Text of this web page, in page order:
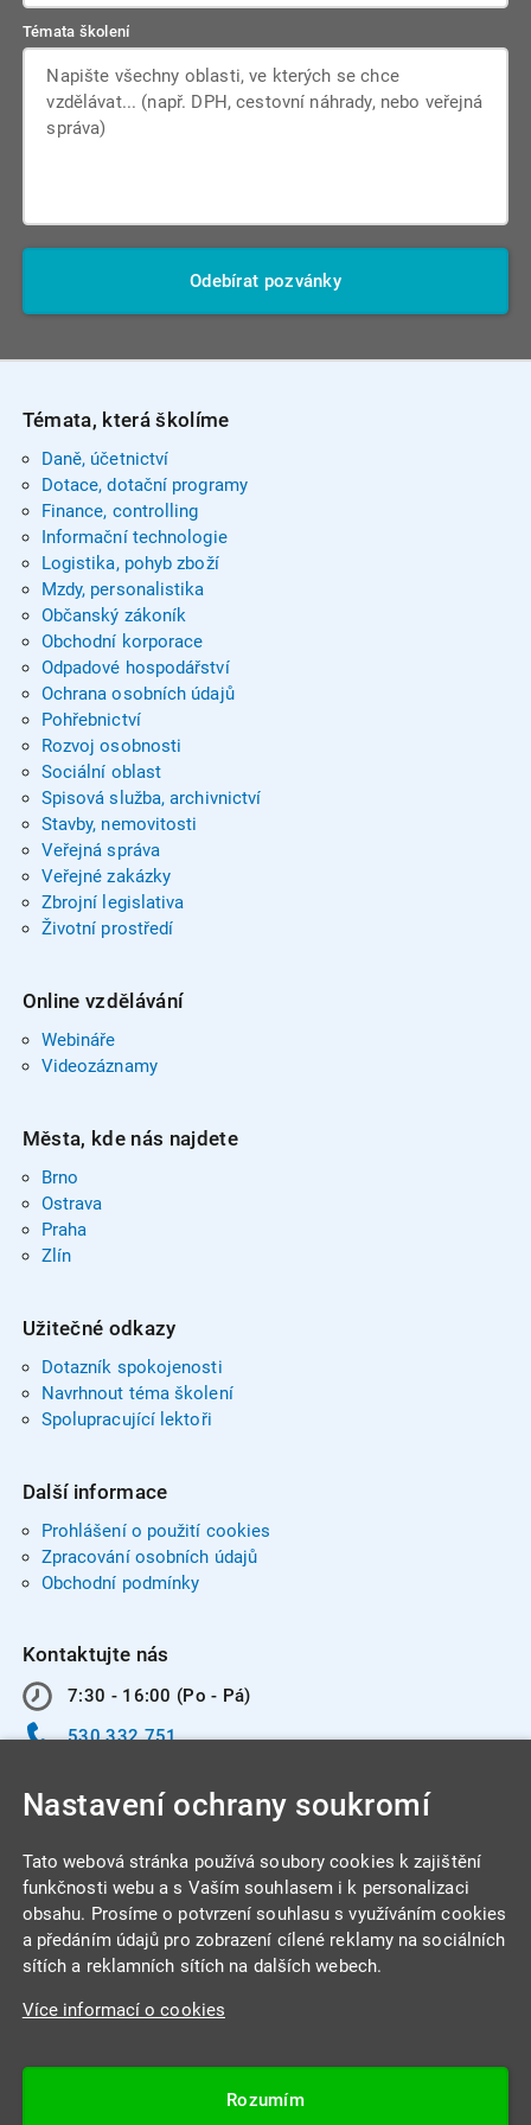
Témata školení
Odebírat pozvánky
Témata, která školíme
Daně, účetnictví
Dotace, dotační programy
Finance, controlling
Informační technologie
Logistika, pohyb zboží
Mzdy, personalistika
Občanský zákoník
Obchodní korporace
Odpadové hospodářství
Ochrana osobních údajů
Pohřebnictví
Rozvoj osobnosti
Sociální oblast
Spisová služba, archivnictví
Stavby, nemovitosti
Veřejná správa
Veřejné zakázky
Zbrojní legislativa
Životní prostředí
Online vzdělávání
Webináře
Videozáznamy
Města, kde nás najdete
Brno
Ostrava
Praha
Zlín
Užitečné odkazy
Dotazník spokojenosti
Navrhnout téma školení
Spolupracující lektoři
Další informace
Prohlášení o použití cookies
Zpracování osobních údajů
Obchodní podmínky
Kontaktujte nás
7:30 - 16:00 (Po - Pá)
530 332 751
INTEGRA CENTRUM s.r.o.
Jabloňová 662/7
Datová schránka: 4beca6d
Nastavení ochrany soukromí
Tato webová stránka používá soubory cookies k zajištění
funkčnosti webu a s Vaším souhlasem i k personalizaci
obsahu. Prosíme o potvrzení souhlasu s využíváním cookies
a předáním údajů pro zobrazení cílené reklamy na sociálních
sítích a reklamních sítích na dalších webech.
Více informací o cookies
Rozumím